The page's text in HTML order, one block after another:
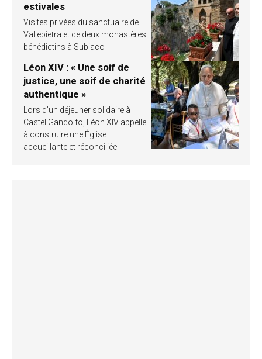
estivales
Visites privées du sanctuaire de
Vallepietra et de deux monastères
bénédictins à Subiaco
Léon XIV : « Une soif de
justice, une soif de charité
authentique »
Lors d’un déjeuner solidaire à
Castel Gandolfo, Léon XIV appelle
à construire une Église
accueillante et réconciliée